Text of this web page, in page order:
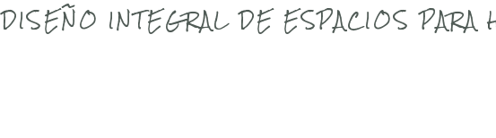
DISEÑO INTEGRAL DE ESPACIOS PARA